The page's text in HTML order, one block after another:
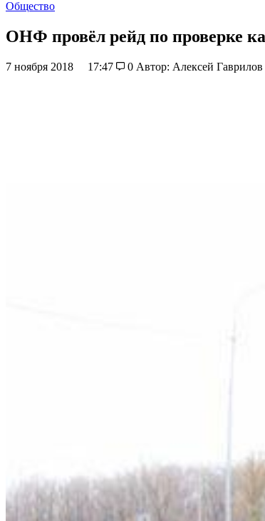
Общество
ОНФ провёл рейд по проверке
7 ноября 2018 17:47 0 Автор: Алексей Гаврилов